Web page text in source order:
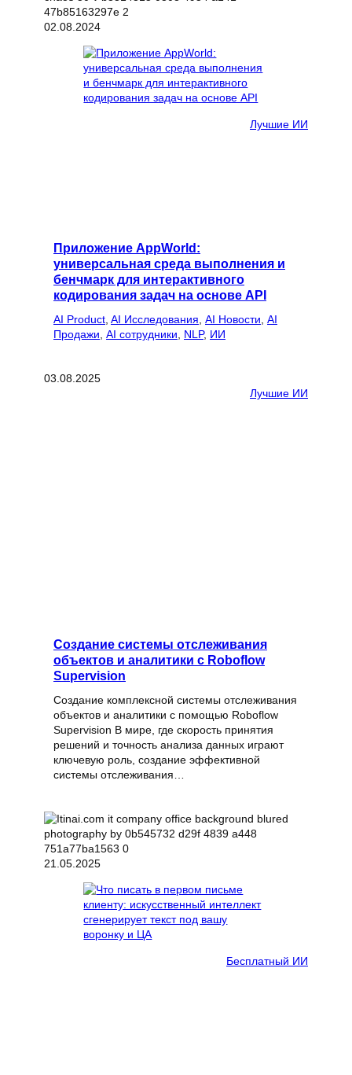
02.08.2024
Лучшие ИИ
Приложение AppWorld:
универсальная среда выполнения и
бенчмарк для интерактивного
кодирования задач на основе API
AI Product AI Исследования AI Новости AI
Продажи AI сотрудники NLP, ИИ
03.08.2025
Лучшие ИИ
Создание системы отслеживания
объектов и аналитики с Roboflow
Supervision
Создание комплексной системы отслеживания
объектов и аналитики с помощью Roboflow
Supervision В мире, где скорость принятия
решений и точность анализа данных играют
ключевую роль, создание эффективной
системы отслеживания…
21.05.2025
Бесплатный ИИ